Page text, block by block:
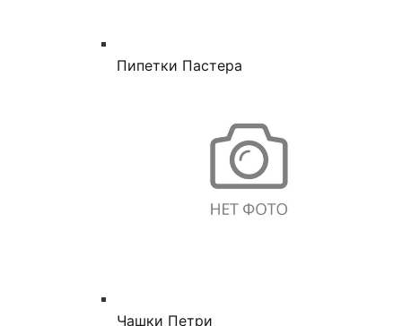
Пипетки Пастера
Чашки Петри